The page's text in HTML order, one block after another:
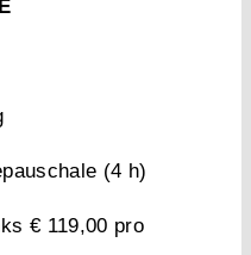
(4 h)
€ 119,00 pro